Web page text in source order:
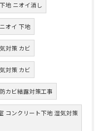
地 ニオイ消し
オイ 下地
対策 カビ
対策 カビ
カビ結露対策工事
コンクリート下地 湿気対策